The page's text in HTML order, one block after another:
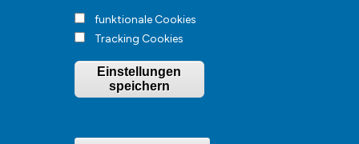
Stadt Hohen Neuendorf • Oranienburger Str. 2 • 16540 Hohen
Neuendorf • Telefon03303-528-0• E-Mail:
© Hohen-Neuendorf.de, Alle Rechte vorbehalten - Vervielfältigung nur
mit unserer Genehmigung
funktionale Cookies
Tracking Cookies
Einstellungen
speichern